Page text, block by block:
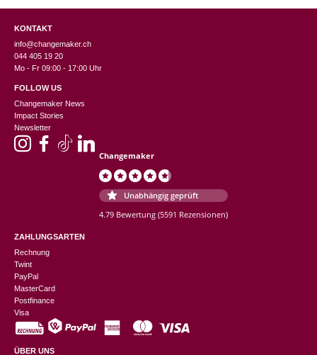
KONTAKT
info@changemaker.ch
044 405 19 20
Mo - Fr 09:00 - 17:00 Uhr
FOLLOW US
Changemaker News
Impact Stories
Newsletter
Changemaker
Unabhängig geprüft
4.79 Bewertung (5591 Rezensionen)
ZAHLUNGSARTEN
Rechnung
Twint
PayPal
MasterCard
Postfinance
Visa
ÜBER UNS